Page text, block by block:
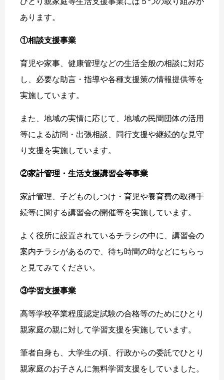
あります。
①相談支援事業
育児や家事、健康管理などの生活全般の相談に対応
し、必要な助言・指導や各種支援策の情報提供等を
実施しています。
また、地域の実情に応じて、地域の民間団体の活用
等による訪問・出張相談、同行支援や継続的な見守
り支援を実施しています。
②家計管理・生活支援講習会等事業
家計管理、子どものしつけ・育児や養育費の取得手
続等に関する講習会の開催等を実施しています。
よく役所に設置されているチラシの中に、講習会の
案内チラシがあるので、待ち時間の時などにちらっ
と見てみてください。
③学習支援事業
高等学校卒業程度認定試験の合格等のためにひとり
親家庭の親に対して学習支援を実施しています。
筆者自身も、大学生の頃、行政からの委託でひとり
親家庭のお子さんに無料学習支援をしていました。